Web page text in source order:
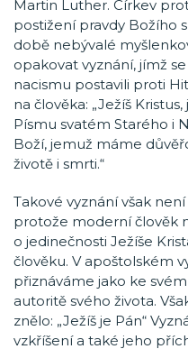
Martin Luther. Církev
postižení pravdy Božího
době nebývalé
opakovat vyznání, jímž
nacismu postavili proti
na člověka: „Ježíš
Písmu svatém Starého i
Boží, jemuž máme
životě i smrti.“
Takové vyznání však
protože moderní člověk
o jedinečnosti Ježíše
člověku. V apoštolském
přiznáváme jako ke
autoritě svého života.
znělo: „Ježíš je Pán“
vzkříšení a také jeho